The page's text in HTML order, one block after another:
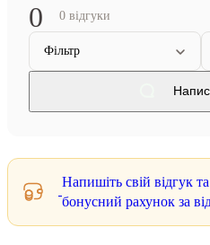
0 0 відгуки
Фільтр
Напишіть свій відгук
бонусний рахунок за